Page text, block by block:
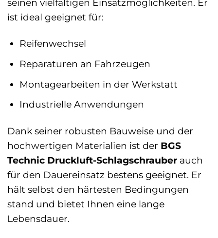
ist ideal geeignet für:
Reifenwechsel
Reparaturen an Fahrzeugen
Montagearbeiten in der Werkstatt
Industrielle Anwendungen
Dank seiner robusten Bauweise und der
hochwertigen Materialien ist der BGS
Technic Druckluft-Schlagschrauber auch
für den Dauereinsatz bestens geeignet. Er
hält selbst den härtesten Bedingungen
stand und bietet Ihnen eine lange
Lebensdauer.